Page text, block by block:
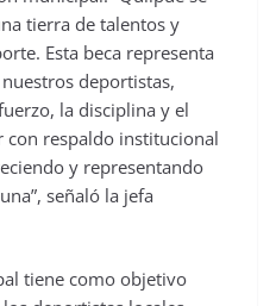
tierra de talentos y
Esta beca representa
deportistas,
la disciplina y el
respaldo institucional
y representando
señaló la jefa
tiene como objetivo